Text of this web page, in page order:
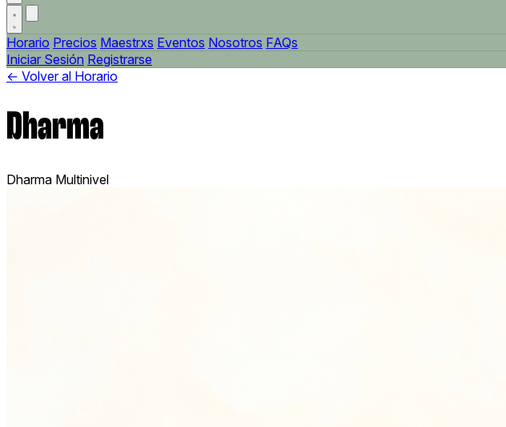
Horario Precios Maestrxs Eventos Nosotros FAQs
Iniciar Sesión Registrarse
← Volver al Horario
Dharma
Dharma Multinivel